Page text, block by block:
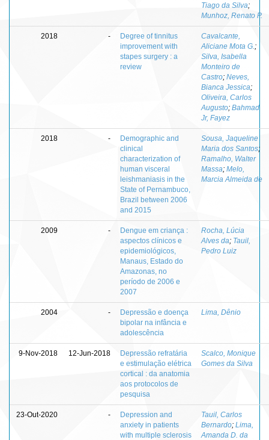
Tiago da Silva;
Munhoz, Renato P.
2018 -
Degree of tinnitus
improvement with
stapes surgery : a
review
Cavalcante,
Aliciane Mota G. ;
Silva, Isabella
Monteiro de
Castro; Neves,
Bianca Jessica;
Oliveira, Carlos
Augusto; Bahmad
Jr, Fayez
2018 -
Demographic and
clinical
characterization of
human visceral
leishmaniasis in the
State of Pernambuco,
Brazil between 2006
and 2015
Sousa, Jaqueline
Maria dos Santos;
Ramalho, Walter
Massa; Melo,
Marcia Almeida de
2009 -
Dengue em criança :
aspectos clínicos e
epidemiológicos,
Manaus, Estado do
Amazonas, no
período de 2006 e
2007
Rocha, Lúcia
Alves da; Tauil,
Pedro Luiz
2004 -
Depressão e doença
bipolar na infância e
adolescência
Lima, Dênio
9-Nov-2018 12-Jun-2018
Depressão refratária
e estimulação elétrica
cortical : da anatomia
aos protocolos de
pesquisa
Scalco, Monique
Gomes da Silva
23-Out-2020 -
Depression and
anxiety in patients
with multiple sclerosis
Tauil, Carlos
Bernardo; Lima,
Amanda D. da